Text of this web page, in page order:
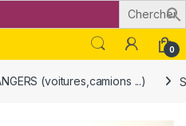
0
(voitures,camions ...)